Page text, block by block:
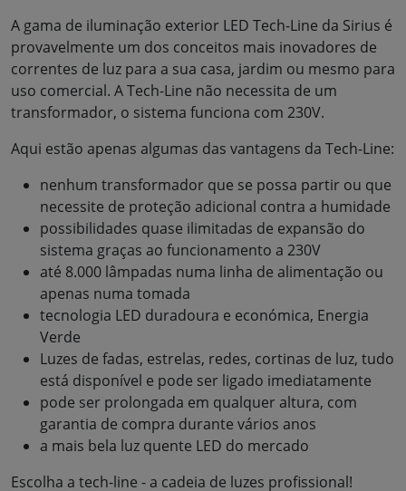
A gama de iluminação exterior LED Tech-Line da Sirius é
provavelmente um dos conceitos mais inovadores de
correntes de luz para a sua casa, jardim ou mesmo para
uso comercial. A Tech-Line não necessita de um
transformador, o sistema funciona com 230V.
Aqui estão apenas algumas das vantagens da Tech-Line:
nenhum transformador que se possa partir ou que
necessite de proteção adicional contra a humidade
possibilidades quase ilimitadas de expansão do
sistema graças ao funcionamento a 230V
até 8.000 lâmpadas numa linha de alimentação ou
apenas numa tomada
tecnologia LED duradoura e económica, Energia
Verde
Luzes de fadas, estrelas, redes, cortinas de luz, tudo
está disponível e pode ser ligado imediatamente
pode ser prolongada em qualquer altura, com
garantia de compra durante vários anos
a mais bela luz quente LED do mercado
Escolha a tech-line - a cadeia de luzes profissional!